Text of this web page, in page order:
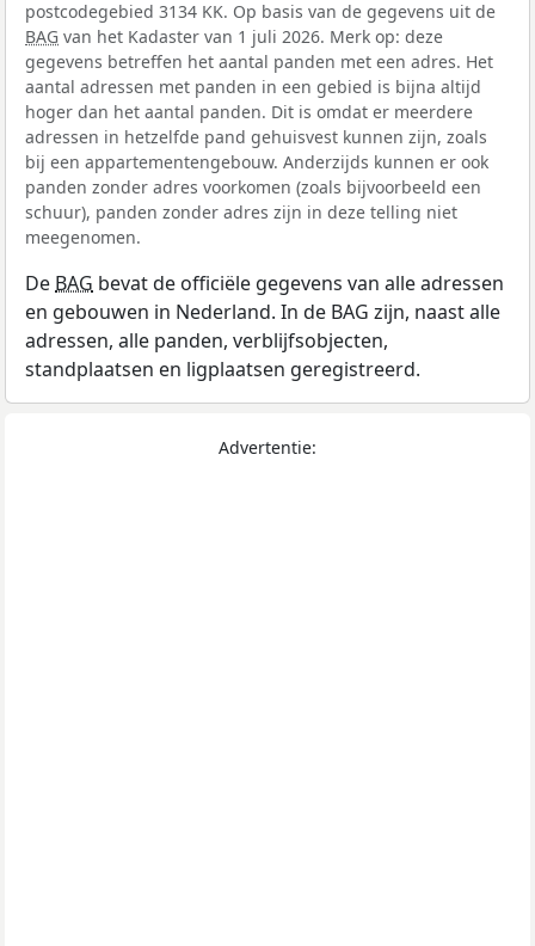
postcodegebied 3134 KK. Op basis van de gegevens uit de
BAG van het Kadaster van 1 juli 2026. Merk op: deze
gegevens betreffen het aantal panden met een adres. Het
aantal adressen met panden in een gebied is bijna altijd
hoger dan het aantal panden. Dit is omdat er meerdere
adressen in hetzelfde pand gehuisvest kunnen zijn, zoals
bij een appartementengebouw. Anderzijds kunnen er ook
panden zonder adres voorkomen (zoals bijvoorbeeld een
schuur), panden zonder adres zijn in deze telling niet
meegenomen.
De BAG bevat de officiële gegevens van alle adressen
en gebouwen in Nederland. In de BAG zijn, naast alle
adressen, alle panden, verblijfsobjecten,
standplaatsen en ligplaatsen geregistreerd.
Advertentie: